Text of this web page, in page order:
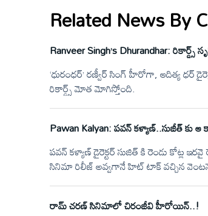
Related News By
Ranveer Singh’s Dhurandhar: రికార్డ్స్
‘ధురంధర్’ రణ్వీర్ సింగ్ హీరోగా, ఆదిత్య ధర్
రికార్డ్స్ మోత మోగిస్తోంది.
Pawan Kalyan: పవన్ కళ్యాణ్..సుజీత్ కు ఆ
పవన్ కళ్యాణ్ డైరెక్టర్ సుజిత్ కి రెండు కోట్ల
సినిమా రిలీజ్ అవ్వగానే హిట్ టాక్ వచ్చిన వెంటనే
ఇంట్లో కొంతమంది అయితే పవన్ కళ్యాణ్
గిఫ్ట్ వెనకాల ఒక ఎమోషనల్ స్టోరీ ఉంది ఈ
రామ్ చరణ్ సినిమాలో చిరంజీవి హీరోయిన్..!